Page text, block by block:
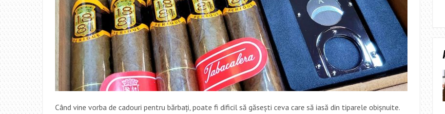
Când vine vorba de cadouri pentru bărbați, poate fi dificil să găsești ceva care să iasă din tiparele obișnuite.